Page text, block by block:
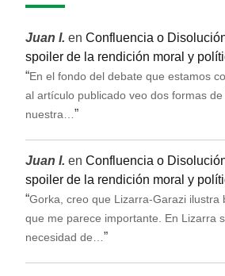
Juan I. en Confluencia o
spoiler de la rendición moral y
“En el fondo del debate que estamos
al artículo publicado veo dos formas
nuestra…”
Juan I. en Confluencia o
spoiler de la rendición moral y
“Gorka, creo que Lizarra-Garazi ilustra
que me parece importante. En Lizarra
necesidad de…”